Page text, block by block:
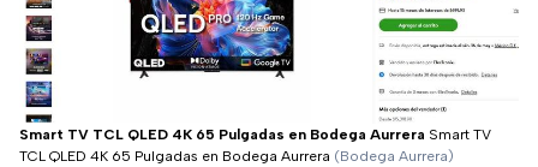
Smart TV TCL QLED 4K 65 Pulgadas en Bodega Aurrera Smart TV
TCL QLED 4K 65 Pulgadas en Bodega Aurrera (Bodega Aurrera)